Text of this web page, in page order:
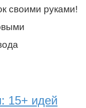
своими руками!
15+ идей